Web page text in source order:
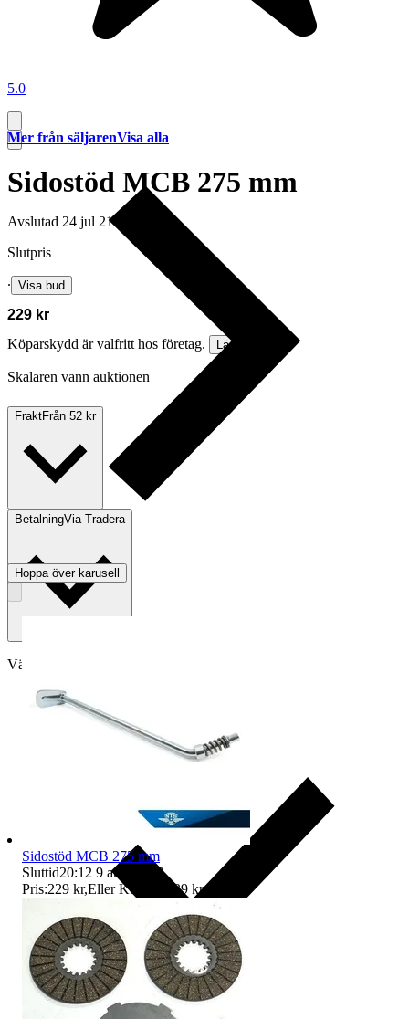
5.0
Sidostöd MCB 275 mm
Avslutad 24 jul 21:49
Slutpris
∙ Visa bud
229 kr
Köparskydd är valfritt hos företag.
Läs mer
Skalaren vann auktionen
FraktFrån 52 kr
BetalningVia Tradera
Välj till köparskydd
Mer från säljarenVisa alla
Hoppa över karusell
Sidostöd MCB 275 mm
Sluttid20:12 9 aug 20:12.
Pris:229 kr,Eller Köp nu 239 kr,.